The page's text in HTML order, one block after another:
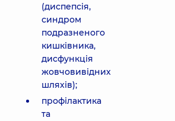
(диспепсія,
синдром
подразненого
кишківника,
дисфункція
жовчовивідних
шляхів);
профілактика
та